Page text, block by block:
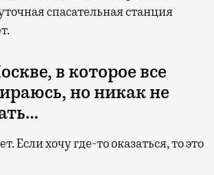
спасательная станция
в которое все
но никак не
Если хочу где-то оказаться, то это